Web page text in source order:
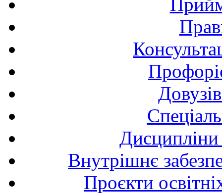
Внутрішнє
Проєкти